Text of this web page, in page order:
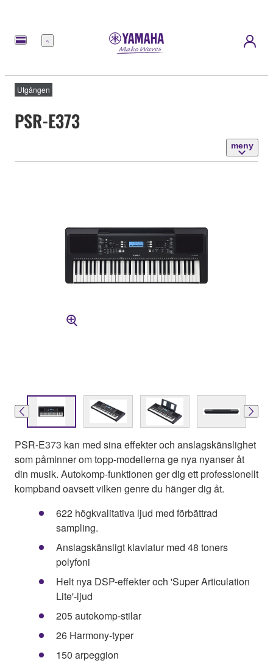
meny
Utgången
PSR-E373
meny
PSR-E373 kan med sina effekter och anslagskänslighet
som påminner om topp-modellerna ge nya nyanser åt
din musik. Autokomp-funktionen ger dig ett professionellt
kompband oavsett vilken genre du hänger dig åt.
622 högkvalitativa ljud med förbättrad
sampling.
Anslagskänsligt klaviatur med 48 toners
polyfoni
Helt nya DSP-effekter och 'Super Articulation
Lite'-ljud
205 autokomp-stilar
26 Harmony-typer
150 arpeggion